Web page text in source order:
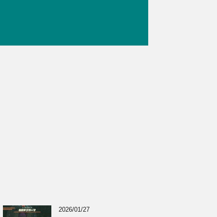
2026/01/27